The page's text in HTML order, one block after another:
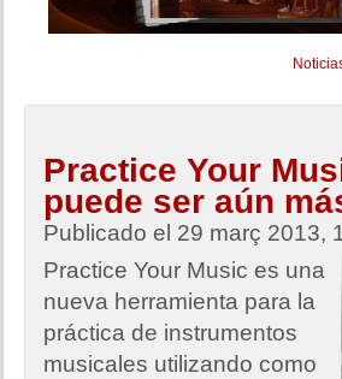
Practice Your
puede ser aún
Publicado el 29 març 2013,
Practice Your Music es una
nueva herramienta para la
práctica de instrumentos
musicales utilizando como